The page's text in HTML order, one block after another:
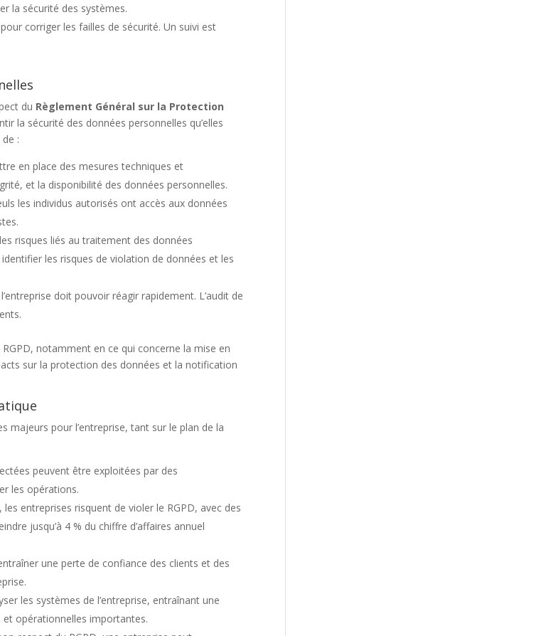
la sécurité des systèmes.
corriger les failles de sécurité. Un suivi est
du Règlement Général sur la Protection
la sécurité des données personnelles qu’elles
:
en place des mesures techniques et
et la disponibilité des données personnelles.
les individus autorisés ont accès aux données
risques liés au traitement des données
les risques de violation de données et les
doit pouvoir réagir rapidement. L’audit de
notamment en ce qui concerne la mise en
sur la protection des données et la notification
majeurs pour l’entreprise, tant sur le plan de la
peuvent être exploitées par des
les opérations.
entreprises risquent de violer le RGPD, avec des
jusqu’à 4 % du chiffre d’affaires annuel
une perte de confiance des clients et des
les systèmes de l’entreprise, entraînant une
opérationnelles importantes.